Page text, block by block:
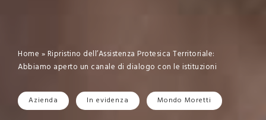
Home »Ripristino dell’Assistenza Protesica Territoriale:
Abbiamo aperto un canale di dialogo con le istituzioni
Azienda In evidenza Mondo Moretti